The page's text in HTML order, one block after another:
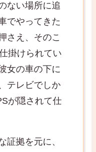
ない場所に追
でやってきた
さえ、そのこ
掛けられてい
女の車の下に
テレビでしか
が隠されて仕
証拠を元に、